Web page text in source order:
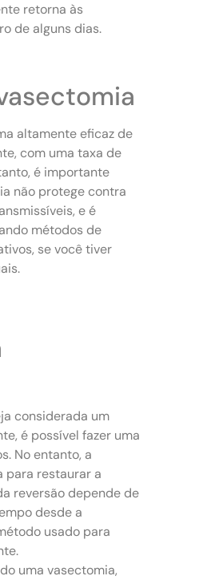
retorna às
de alguns dias.
altamente eficaz de
com uma taxa de
é importante
não protege contra
e é
métodos de
se você tiver
considerada um
é possível fazer uma
No entanto, a
para restaurar a
reversão depende de
desde a
usado para
uma vasectomia,